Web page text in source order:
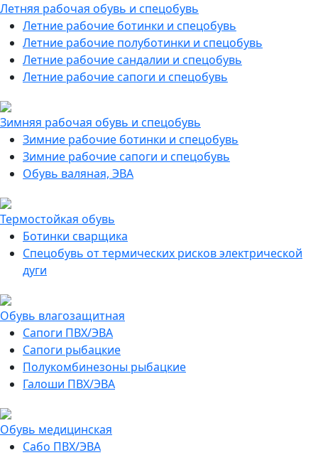
Летняя рабочая обувь и спецобувь
Летние рабочие ботинки и спецобувь
Летние рабочие полуботинки и спецобувь
Летние рабочие сандалии и спецобувь
Летние рабочие сапоги и спецобувь
Зимняя рабочая обувь и спецобувь
Зимние рабочие ботинки и спецобувь
Зимние рабочие сапоги и спецобувь
Обувь валяная, ЭВА
Термостойкая обувь
Ботинки сварщика
Спецобувь от термических рисков электрической
дуги
Обувь влагозащитная
Сапоги ПВХ/ЭВА
Сапоги рыбацкие
Полукомбинезоны рыбацкие
Галоши ПВХ/ЭВА
Обувь медицинская
Сабо ПВХ/ЭВА